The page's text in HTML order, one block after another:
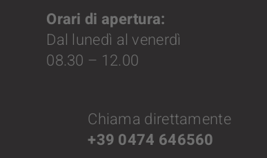
Orari di apertura:
Dal lunedì al venerdì
08.30 – 12.00
Chiama direttamente
+39 0474 646560